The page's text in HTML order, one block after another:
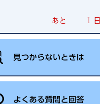
あと 1 日
見つからないときは
よくある質問と回答